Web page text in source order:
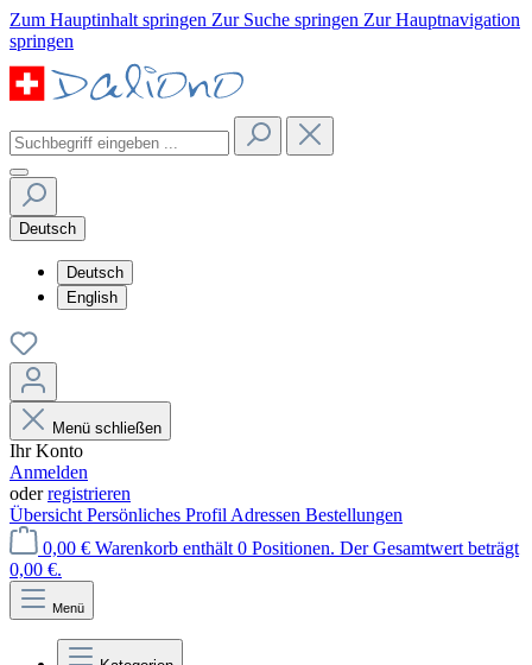
Zum Hauptinhalt springen Zur Suche springen Zur Hauptnavigation
springen
Deutsch
Deutsch
English
Menü schließen
Ihr Konto
Anmelden
oderregistrieren
Übersicht Persönliches Profil Adressen Bestellungen
0,00 € Warenkorb enthält 0 Positionen. Der Gesamtwert beträgt
0,00 €.
Menü